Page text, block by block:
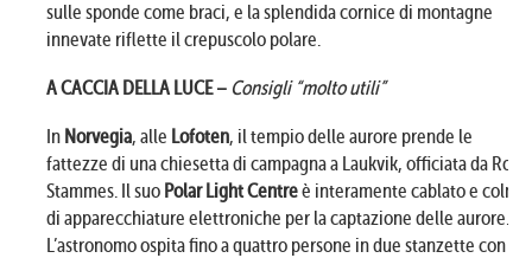
sulle sponde come braci, e la splendida cornice di montagne
innevate riflette il crepuscolo polare.
A CACCIA DELLA LUCE – Consigli “molto utili”
In Norvegia, alle Lofoten, il tempio delle aurore prende le
fattezze di una chiesetta di campagna a Laukvik, officiata da Rob
Stammes. Il suo Polar Light Centreè interamente cablato e colmo
di apparecchiature elettroniche per la captazione delle aurore.
L’astronomo ospita fino a quattro persone in due stanzette con